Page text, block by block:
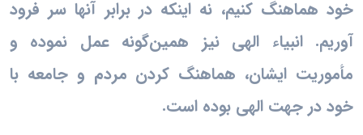
خود هماهنگ کنیم، نه اینکه در برابر آنها سر فرود
آوریم. انبیاء الهی نیز همین‌گونه عمل نموده و
مأموریت ایشان، هماهنگ کردن مردم و جامعه با
خود در جهت الهی بوده است.